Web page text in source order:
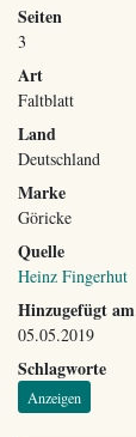
Seiten
3
Art
Faltblatt
Land
Deutschland
Marke
Göricke
Quelle
Heinz Fingerhut
Hinzugefügt am
05.05.2019
Schlagworte
Anzeigen